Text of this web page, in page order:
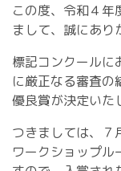
この度、令和４年
まして、誠にあり
標記コンクールに
に厳正なる審査の
優良賞が決定いた
つきましては、７
ワークショップ